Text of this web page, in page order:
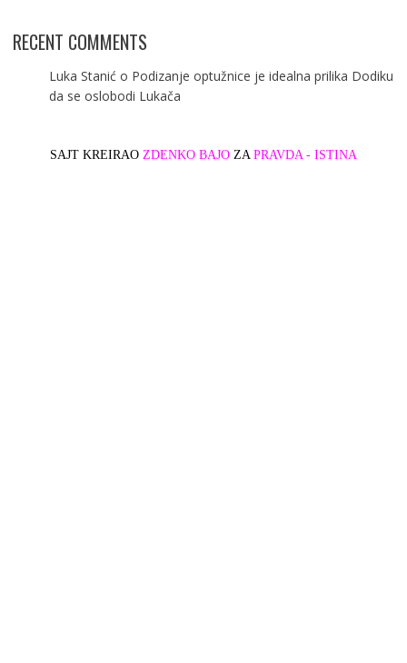
RECENT COMMENTS
Luka Stanić o Podizanje optužnice je idealna prilika Dodiku
da se oslobodi Lukača
SAJT KREIRAO ZDENKO BAJO ZA PRAVDA - ISTINA